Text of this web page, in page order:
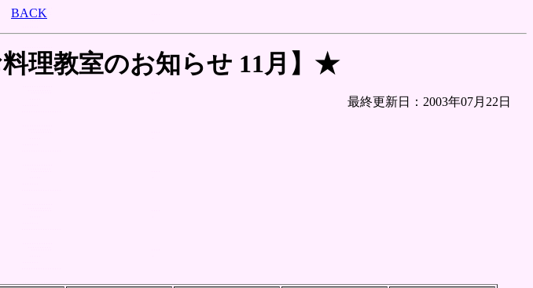
BACK
理教室のお知らせ 11月】★
最終更新日： 2003年07月22日